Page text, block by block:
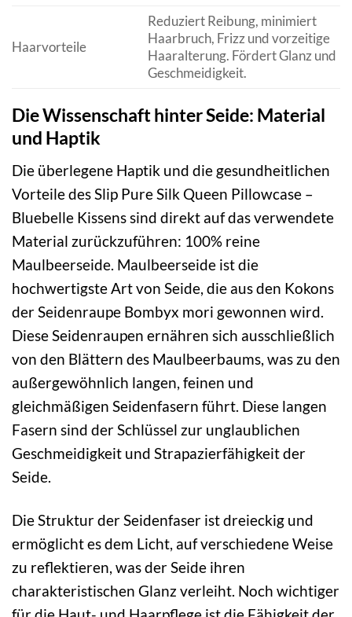
Haarvorteile
Reduziert Reibung, minimiert
Haarbruch, Frizz und vorzeitige
Haaralterung. Fördert Glanz und
Geschmeidigkeit.
Die Wissenschaft hinter Seide: Material
und Haptik
Die überlegene Haptik und die gesundheitlichen
Vorteile des Slip Pure Silk Queen Pillowcase –
Bluebelle Kissens sind direkt auf das verwendete
Material zurückzuführen: 100% reine
Maulbeerseide. Maulbeerseide ist die
hochwertigste Art von Seide, die aus den Kokons
der Seidenraupe Bombyx mori gewonnen wird.
Diese Seidenraupen ernähren sich ausschließlich
von den Blättern des Maulbeerbaums, was zu den
außergewöhnlich langen, feinen und
gleichmäßigen Seidenfasern führt. Diese langen
Fasern sind der Schlüssel zur unglaublichen
Geschmeidigkeit und Strapazierfähigkeit der
Seide.
Die Struktur der Seidenfaser ist dreieckig und
ermöglicht es dem Licht, auf verschiedene Weise
zu reflektieren, was der Seide ihren
charakteristischen Glanz verleiht. Noch wichtiger